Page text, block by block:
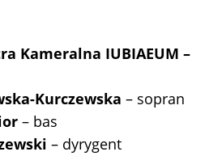
Kameralna IUBIAEUM –
Kurczewska – sopran
– bas
– dyrygent